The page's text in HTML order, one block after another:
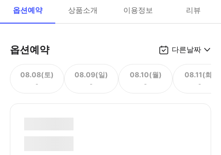
옵션예약 상품소개 이용정보 리뷰
옵션예약 다른날짜
08.08(토)
-
08.09(일)
-
08.10(월)
-
08.11(화)
-